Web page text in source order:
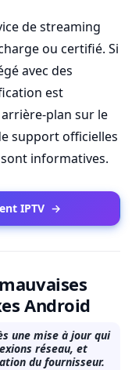
de streaming
ou certifié. Si
avec des
est
plan sur le
support officielles
informatives.
IPTV →
Android
une mise à jour qui
réseau, et
du fournisseur.